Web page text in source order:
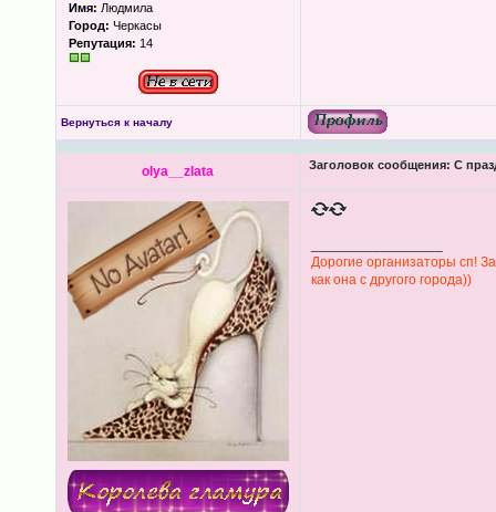
Имя: Людмила
Город: Черкасы
Репутация: 14
Вернуться к началу
olya__zlata Заголовок сообщения: С
Дорогие организаторы сп!
как она с другого города))